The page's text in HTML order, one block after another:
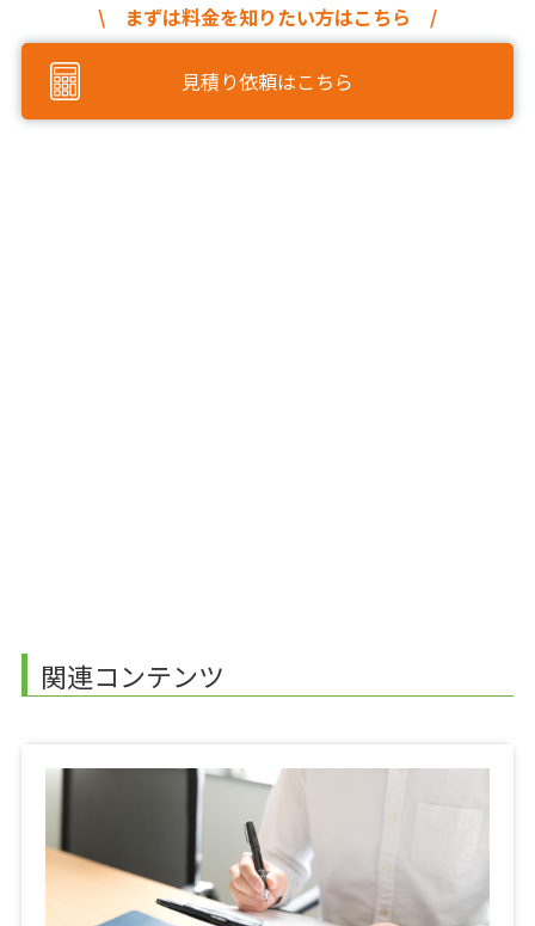
\ まずは料金を知りたい方はこちら /
見積り依頼はこちら
関連コンテンツ